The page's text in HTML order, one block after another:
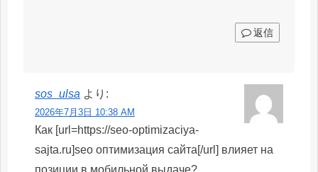
返信
sos_ulsa より:
2026年7月3日 10:38 AM
Как [url=https://seo-optimizaciya-
sajta.ru]seo оптимизация сайта[/url] влияет на